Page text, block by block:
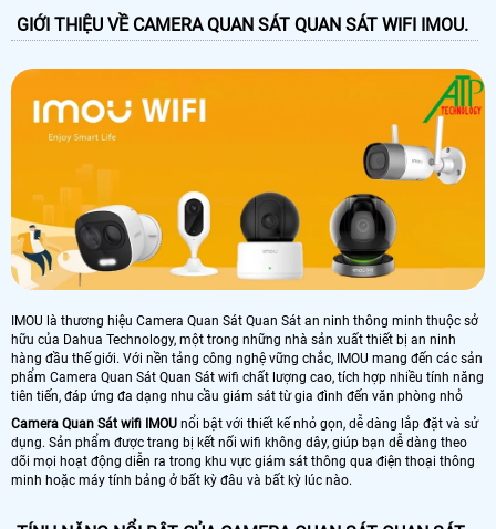
GIỚI THIỆU VỀ CAMERA QUAN SÁT QUAN SÁT WIFI IMOU.
IMOU là thương hiệu Camera Quan Sát Quan Sát an ninh thông minh thuộc sở
hữu của Dahua Technology, một trong những nhà sản xuất thiết bị an ninh
hàng đầu thế giới. Với nền tảng công nghệ vững chắc, IMOU mang đến các sản
phẩm Camera Quan Sát Quan Sát wifi chất lượng cao, tích hợp nhiều tính năng
tiên tiến, đáp ứng đa dạng nhu cầu giám sát từ gia đình đến văn phòng nhỏ
Camera Quan Sát wifi IMOU nổi bật với thiết kế nhỏ gọn, dễ dàng lắp đặt và sử
dụng. Sản phẩm được trang bị kết nối wifi không dây, giúp bạn dễ dàng theo
dõi mọi hoạt động diễn ra trong khu vực giám sát thông qua điện thoại thông
minh hoặc máy tính bảng ở bất kỳ đâu và bất kỳ lúc nào.